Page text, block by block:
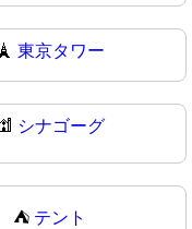
🗼 東京タワー
シナゴーグ
⛺ テント